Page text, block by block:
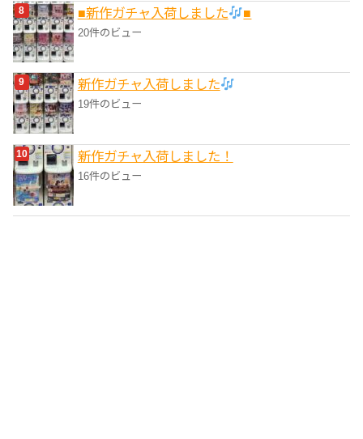
■新作ガチャ入荷しました ■
20件のビュー
新作ガチャ入荷しました
19件のビュー
新作ガチャ入荷しました！
16件のビュー